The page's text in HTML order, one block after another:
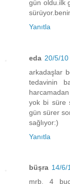
gün oldu.ilk
Yanıtla
eda 20/5/
arkadaşlar
tedavinin
yok bi süre
gün sürer
sağlıyor:)
Yanıtla
büşra 14/6/
mrb. 4